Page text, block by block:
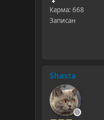
Карма: 668
Записан
Shasta